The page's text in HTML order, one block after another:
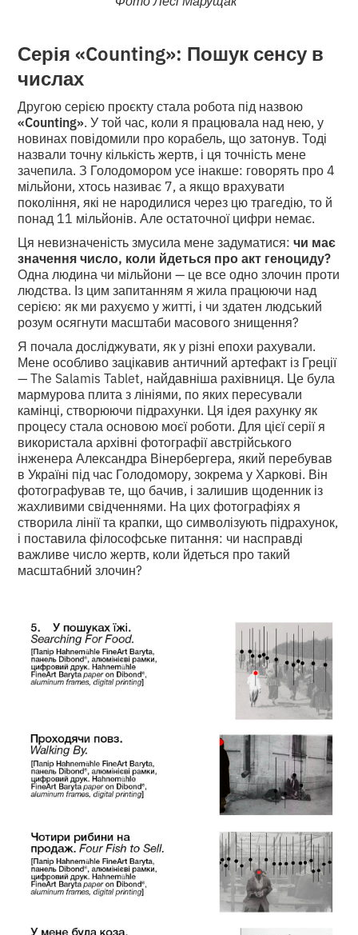
Серія «Counting»: Пошук сенсу в
числах
Другою серією проєкту стала робота під назвою
«Counting». У той час, коли я працювала над нею, у
новинах повідомили про корабель, що затонув. Тоді
назвали точну кількість жертв, і ця точність мене
зачепила. З Голодомором усе інакше: говорять про 4
мільйони, хтось називає 7, а якщо врахувати
покоління, які не народилися через цю трагедію, то й
понад 11 мільйонів. Але остаточної цифри немає.
Ця невизначеність змусила мене задуматися:чи має
значення число, коли йдеться про акт геноциду?
Одна людина чи мільйони — це все одно злочин проти
людства. Із цим запитанням я жила працюючи над
серією: як ми рахуємо у житті, і чи здатен людський
розум осягнути масштаби масового знищення?
Я почала досліджувати, як у різні епохи рахували.
Мене особливо зацікавив античний артефакт із Греції
— The Salamis Tablet, найдавніша рахівниця. Це була
мармурова плита з лініями, по яких пересували
камінці, створюючи підрахунки. Ця ідея рахунку як
процесу стала основою моєї роботи. Для цієї серії я
використала архівні фотографії австрійського
інженера Александра Вінербергера, який перебував
в Україні під час Голодомору, зокрема у Харкові. Він
фотографував те, що бачив, і залишив щоденник із
жахливими свідченнями. На цих фотографіях я
створила лінії та крапки, що символізують підрахунок,
і поставила філософське питання: чи насправді
важливе число жертв, коли йдеться про такий
масштабний злочин?